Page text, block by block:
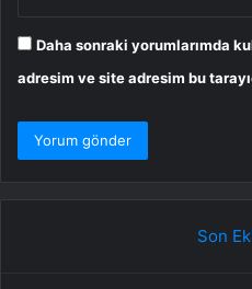
Daha sonraki yorumlarımda
adresim ve site adresim bu
Son